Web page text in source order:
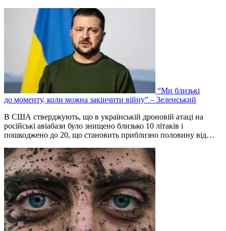
“Ми близькі
до моменту, коли можна закінчити війну” – Зеленський
В США стверджують, що в українській дроновій атаці на
російські авіабази було знищено близько 10 літаків і
пошкоджено до 20, що становить приблизно половину від…